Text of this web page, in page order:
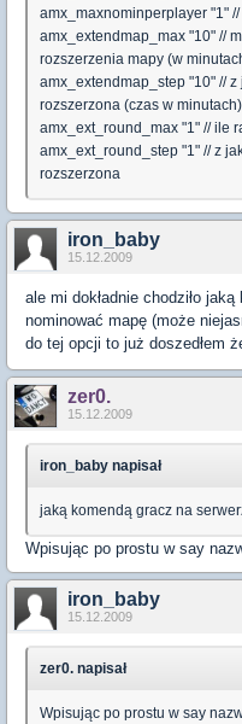
amx_maxnominperplayer "1"
amx_extendmap_max "10" //
rozszerzenia mapy (w
amx_extendmap_step "10" //
rozszerzona (czas w minutach)
amx_ext_round_max "1" // ile
amx_ext_round_step "1" // z
rozszerzona
iron_baby
15.12.2009
ale mi dokładnie chodziło
nominować mapę (może
do tej opcji to już doszedłem
zer0.
15.12.2009
iron_baby napisał
jaką komendą gracz na
Wpisując po prostu w say
iron_baby
15.12.2009
zer0. napisał
Wpisując po prostu w say